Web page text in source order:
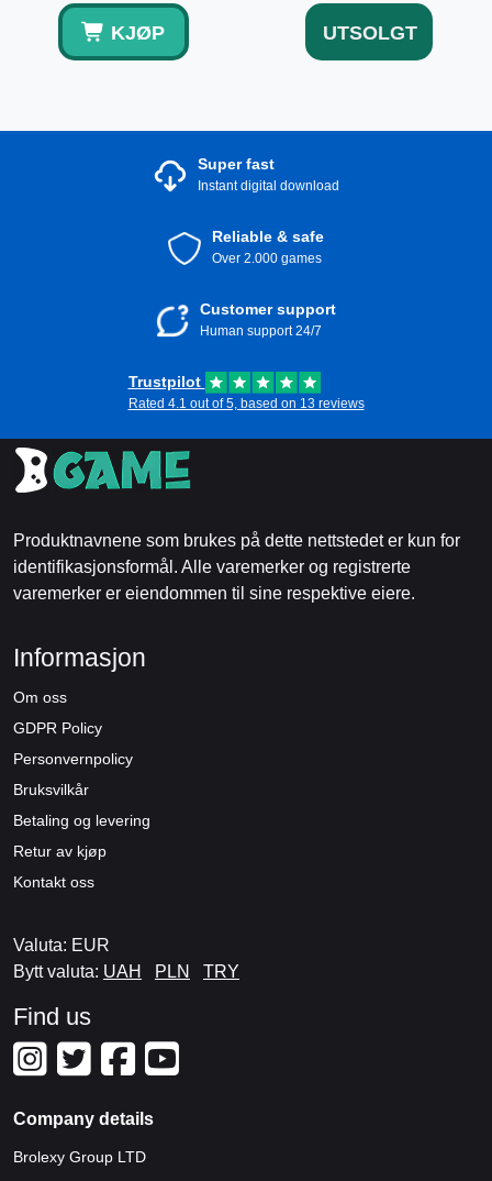
KJØP UTSOLGT
Super fast
Instant digital download
Reliable & safe
Over 2.000 games
Customer support
Human support 24/7
Trustpilot
Rated 4.1 out of 5, based on 13 reviews
Produktnavnene som brukes på dette nettstedet er kun for
identifikasjonsformål. Alle varemerker og registrerte
varemerker er eiendommen til sine respektive eiere.
Informasjon
Om oss
GDPR Policy
Personvernpolicy
Bruksvilkår
Betaling og levering
Retur av kjøp
Kontakt oss
Valuta: EUR
Bytt valuta: UAH PLN TRY
Find us
Company details
Brolexy Group LTD